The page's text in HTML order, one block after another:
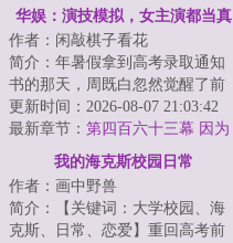
华娱：演技模拟，女主演都当真
了
作者：闲敲棋子看花
简介：年暑假拿到高考录取通知
书的那天，周既白忽然觉醒了前
世记忆。成年人的记忆告诉他，
生于大千世界，...
更新时间：2026-08-07 21:03:42
最新章节： 第四百六十三幕 因为
我是华威的梦想大使，喜欢三折
叠很合理吧
我的海克斯校园日常
作者：画中野兽
简介：【关键词：大学校园、海
克斯、日常、恋爱】重回高考前